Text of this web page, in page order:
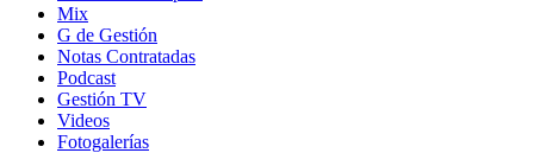
Mix
G de Gestión
Notas Contratadas
Podcast
Gestión TV
Videos
Fotogalerías